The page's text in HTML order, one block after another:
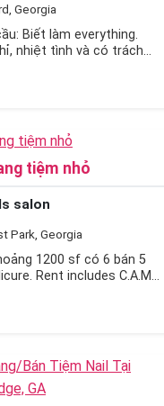
Georgia
Biết làm everything.
nhiệt tình và có trách
tiệm nhỏ
salon
Park, Georgia
1200 sf có 6 bán 5
Rent includes C.A.M